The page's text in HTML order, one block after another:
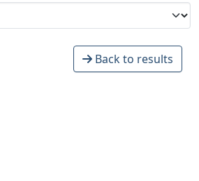
Back to results